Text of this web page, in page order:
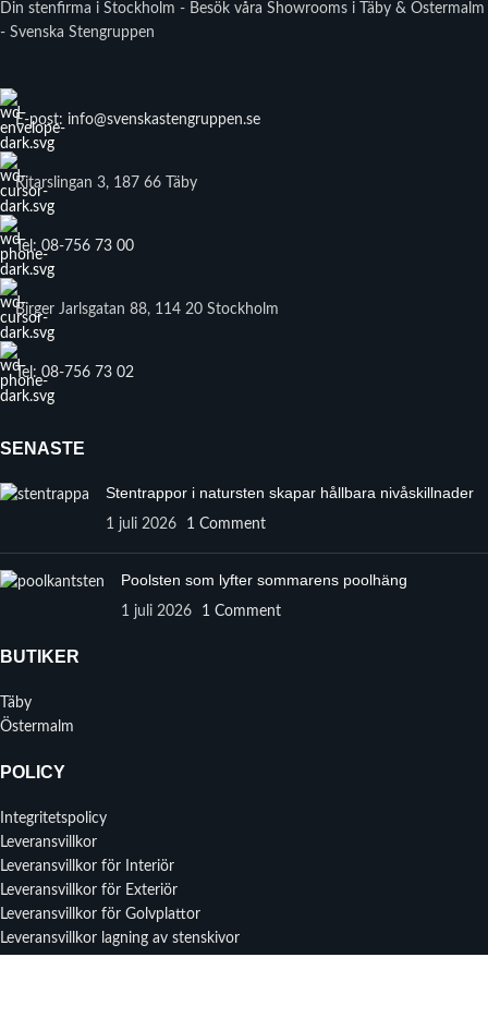
Din stenfirma i Stockholm - Besök våra Showrooms i Täby & Östermalm
- Svenska Stengruppen
E-post: info@svenskastengruppen.se
Ritarslingan 3, 187 66 Täby
Tel: 08-756 73 00
Birger Jarlsgatan 88, 114 20 Stockholm
Tel: 08-756 73 02
SENASTE
Stentrappor i natursten skapar hållbara nivåskillnader
1 juli 2026 1 Comment
Poolsten som lyfter sommarens poolhäng
1 juli 2026 1 Comment
BUTIKER
Täby
Östermalm
POLICY
Integritetspolicy
Leveransvillkor
Leveransvillkor för Interiör
Leveransvillkor för Exteriör
Leveransvillkor för Golvplattor
Leveransvillkor lagning av stenskivor